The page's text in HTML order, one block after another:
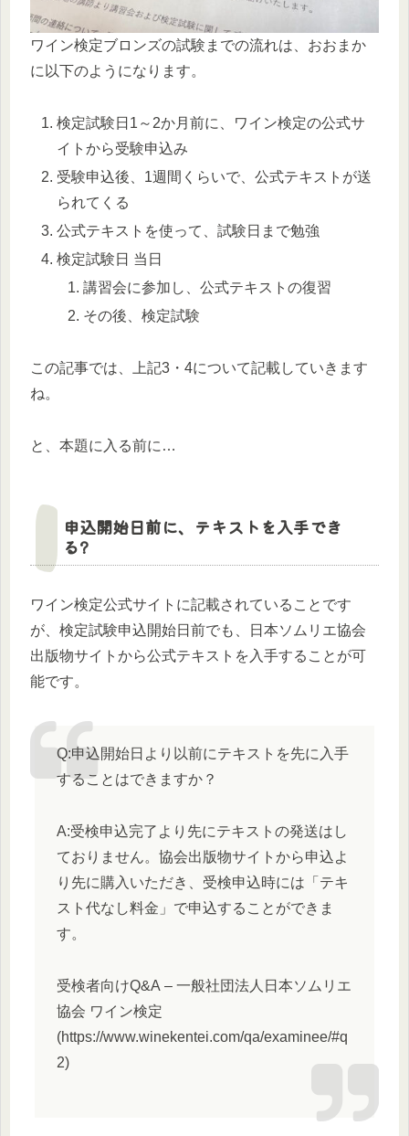
ワイン検定ブロンズの試験までの流れは、おおまか
に以下のようになります。
検定試験日1～2か月前に、ワイン検定の公式サ
イトから受験申込み
受験申込後、1週間くらいで、公式テキストが送
られてくる
公式テキストを使って、試験日まで勉強
検定試験日 当日
講習会に参加し、公式テキストの復習
その後、検定試験
この記事では、上記3・4について記載していきます
ね。
と、本題に入る前に…
申込開始日前に、テキストを入手でき
る?
ワイン検定公式サイトに記載されていることです
が、検定試験申込開始日前でも、日本ソムリエ協会
出版物サイトから公式テキストを入手することが可
能です。
Q:申込開始日より以前にテキストを先に入手
することはできますか？
A:受検申込完了より先にテキストの発送はし
ておりません。協会出版物サイトから申込よ
り先に購入いただき、受検申込時には「テキ
スト代なし料金」で申込することができま
す。
受検者向けQ&A – 一般社団法人日本ソムリエ
協会 ワイン検定
(https://www.winekentei.com/qa/examinee/#q
2)